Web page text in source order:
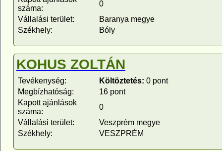
száma:
0
Vállalási terület:
Baranya megye
Székhely:
Bóly
KOHUS ZOLTÁN
Tevékenység: Költöztetés: 0 pont
Megbízhatóság:
16 pont
Kapott ajánlások
száma:
0
Vállalási terület:
Veszprém megye
Székhely:
VESZPRÉM